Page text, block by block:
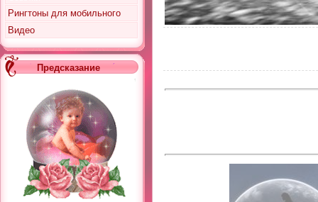
Рингтоны для мобильного
Видео
Предсказание